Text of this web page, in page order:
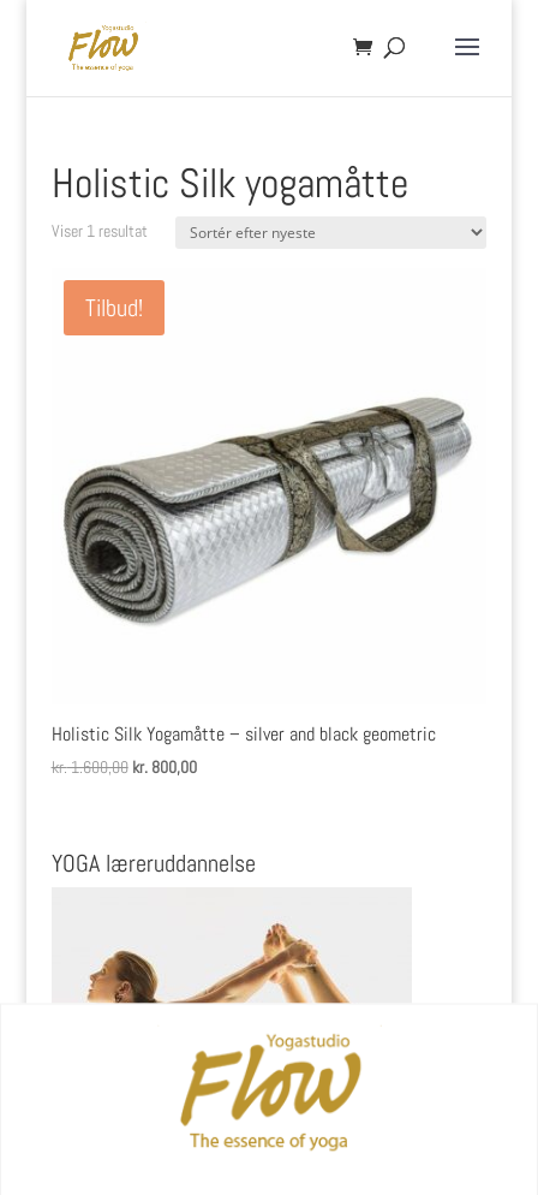
Holistic Silk yogamåtte
Viser 1 resultat
Tilbud!
Holistic Silk Yogamåtte – silver and black geometric
kr.1.600,00 Den
kr. 1.600,00.
kr.800,00Den
kr. 800,00.
YOGA læreruddannelse
YOGA uddannelse - læs mere